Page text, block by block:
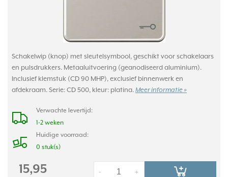
Schakelwip (knop) met sleutelsymbool, geschikt voor schakelaars
en pulsdrukkers. Metaaluitvoering (geanodiseerd aluminium).
Inclusief klemstuk (CD 90 MHP), exclusief binnenwerk en
afdekraam. Serie: CD 500, kleur: platina. Meer informatie »
Verwachte levertijd:
1-2 weken
Huidige voorraad:
0 stuk(s)
15,95 +
-